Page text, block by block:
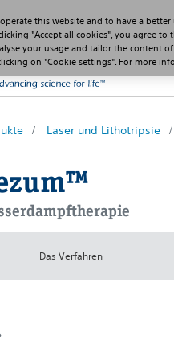
Laser und Lithotripsie
Das Verfahren
this website and to have a
"Accept all cookies", you agree
your usage and tailor the content
on "Cookie settings". For more